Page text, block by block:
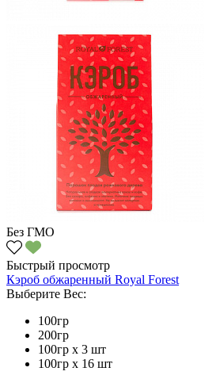
Без ГМО
Быстрый просмотр
Кэроб обжаренный Royal Forest
Выберите Вес:
100гр
200гр
100гр х 3 шт
100гр х 16 шт